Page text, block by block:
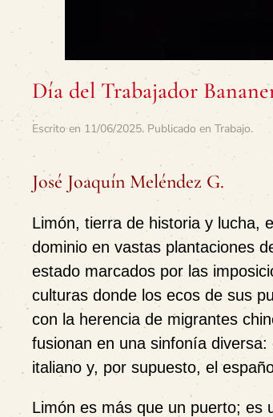
Día del Trabajador
Escrito en 11/06/2025. Publicado en Trabajo.
José Joaquín Meléndez G.
Limón, tierra de historia y lucha,
dominio en vastas plantaciones
estado marcados por las
culturas donde los ecos de sus
con la herencia de migrantes
fusionan en una sinfonía
italiano y, por supuesto, el
Limón es más que un puerto; es